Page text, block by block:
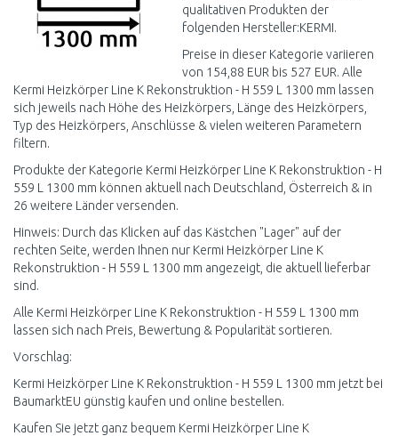
qualitativen Produkten der
folgenden Hersteller:KERMI.
Preise in dieser Kategorie variieren
von 154,88 EUR bis 527 EUR. Alle
Kermi Heizkörper Line K Rekonstruktion - H 559 L 1300 mm lassen
sich jeweils nach Höhe des Heizkörpers, Länge des Heizkörpers,
Typ des Heizkörpers, Anschlüsse & vielen weiteren Parametern
filtern.
Produkte der Kategorie Kermi Heizkörper Line K Rekonstruktion - H
559 L 1300 mm können aktuell nach Deutschland, Österreich & in
26 weitere Länder versenden.
Hinweis: Durch das Klicken auf das Kästchen "Lager" auf der
rechten Seite, werden Ihnen nur Kermi Heizkörper Line K
Rekonstruktion - H 559 L 1300 mm angezeigt, die aktuell lieferbar
sind.
Alle Kermi Heizkörper Line K Rekonstruktion - H 559 L 1300 mm
lassen sich nach Preis, Bewertung & Popularität sortieren.
Vorschlag:
Kermi Heizkörper Line K Rekonstruktion - H 559 L 1300 mm jetzt bei
BaumarktEU günstig kaufen und online bestellen.
Kaufen Sie jetzt ganz bequem Kermi Heizkörper Line K